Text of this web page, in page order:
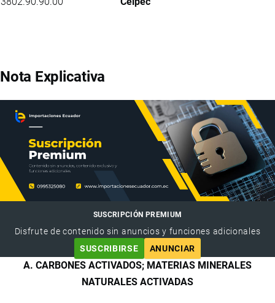
Nota Explicativa
SUSCRIPCIÓN PREMIUM
Disfrute de contenido sin anuncios y funciones adicionales
SUSCRIBIRSE
ANUNCIAR
A. CARBONES ACTIVADOS; MATERIAS MINERALES
NATURALES ACTIVADAS